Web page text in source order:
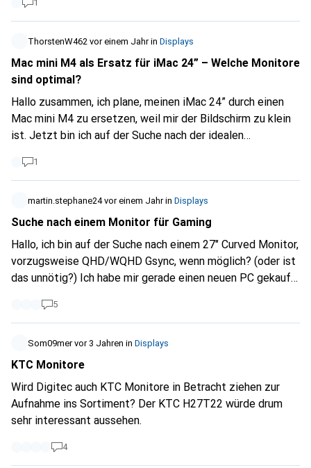
https://www.galaxus.ch/en/s1/product/dell-p3424we-
3440-x-1440-pixels-34-monitor-37836078?tagIds=77-
624Wäre meine Grafikkarte kompatibel? Gibt es
Vorschläge für einen ähnlichen gebogenen Monitor? Ich
benutze meinen Rechner hauptsächlich für die Arbeit.
(4M Cache, bis zu 3,6 GHz) Grafikprozessor Intel Iris Plus
Graphics 655 (300 MHz-1.05GHz, unterstützt 4K@60Hz)
Betriebssystem Windows 11 Pro Speicher 8GB Dual-
Channel DDR4, unterstützt DIY-Erweiterung auf 32GB
1
ThorstenW462 vor einem Jahrin Displays
Mac mini M4 als Ersatz für iMac 24” – Welche Monitore
sind optimal?
Hallo zusammen, ich plane, meinen iMac 24” durch einen
Mac mini M4 zu ersetzen, weil mir der Bildschirm zu klein
ist. Jetzt bin ich auf der Suche nach der idealen
Hauptarbeitsbereich ist die Belegverarbeitung mit DATEV
Unternehmen Online, aber ich arbeite auch regelmäßig mit
GIS-Anwendungen und anderen Web-Tools, in denen ich
viele Daten eingeben muss. Eine große, scharfe und
Ich schwanke zwischen folgenden Optionen: • Zwei 27-
Zoll-Monitore mit 5K oder 4K • Ein einzelner 32-Zoll-
Monitor mit 4K oder 6K • Zwei 32-Zoll-Monitore mit 4K
oder 6K Zusätzlich hätte ich gerne eine möglichst cleane
Webcam und die Lautsprecher beim Mac mini – beides
sollte am besten direkt mit der Monitorlösung gelöst
werden. Das Apple Studio Display ist mir zu teuer, daher
suche ich nach Alternativen, die ein gutes Bild, scharfes
Text-Rendering und eine hohe Ergonomie bieten. Hat
Danke für eure Tipps!
1
martin.stephane24 vor einem Jahrin Displays
Suche nach einem Monitor für Gaming
Hallo, ich bin auf der Suche nach einem 27" Curved Monitor,
vorzugsweise QHD/WQHD Gsync, wenn möglich? (oder ist
das unnötig?) Ich habe mir gerade einen neuen PC gekauft
so viele Möglichkeiten und so viele verschiedene
Standards, dass ich nicht weiß, welchen ich wählen soll. Ist
es besser, auf die CES zu warten, um etwas Neues zu
sehen? Vielen Dank für deine Hilfe
5
Som09mer vor 3 Jahren in Displays
KTC Monitore
Wird Digitec auch KTC Monitore in Betracht ziehen zur
Aufnahme ins Sortiment? Der KTC H27T22 würde drum
sehr interessant aussehen.
4